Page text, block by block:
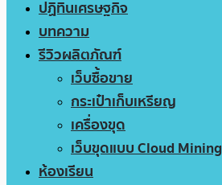
ปฏิทินเศรษฐกิจ
บทความ
รีวิวผลิตภัณฑ์
เว็บซื้อขาย
กระเป๋าเก็บเหรียญ
เครื่องขุด
เว็บขุดแบบ Cloud Mining
ห้องเรียน